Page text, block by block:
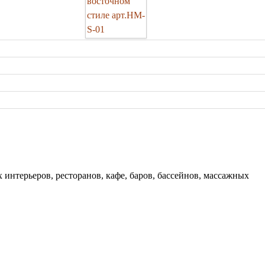
ресторанов, кафе, баров, бассейнов, массажных